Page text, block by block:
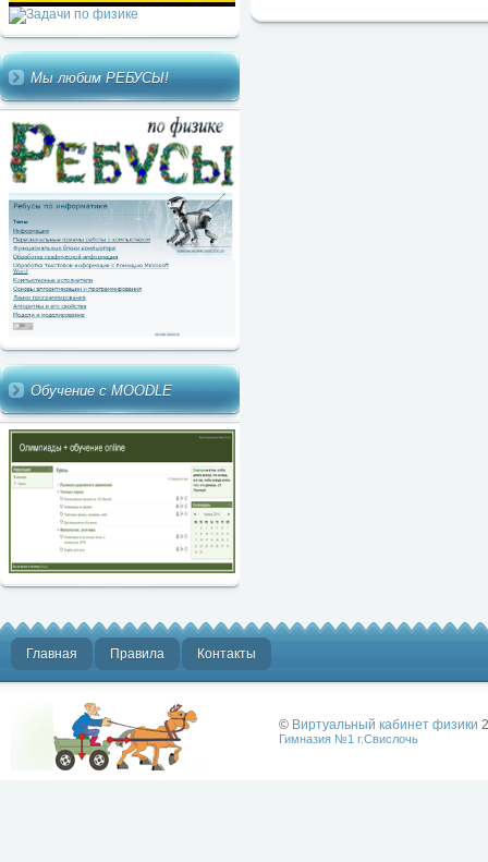
Мы любим РЕБУСЫ!
Обучение с MOODLE
Главная Правила Контакты
© Виртуальный кабинет физики
Гимназия №1 г.Свислочь